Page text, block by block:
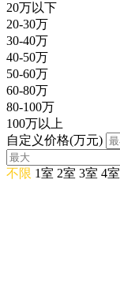
20万以下
20-30万
30-40万
40-50万
50-60万
60-80万
80-100万
100万以上
自定义价格(万元)
不限 1室 2室 3室 4室